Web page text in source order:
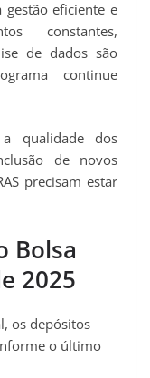
eficiente e
constantes,
de dados são
continue
qualidade dos
de novos
precisam estar
Bolsa
2025
os depósitos
o último